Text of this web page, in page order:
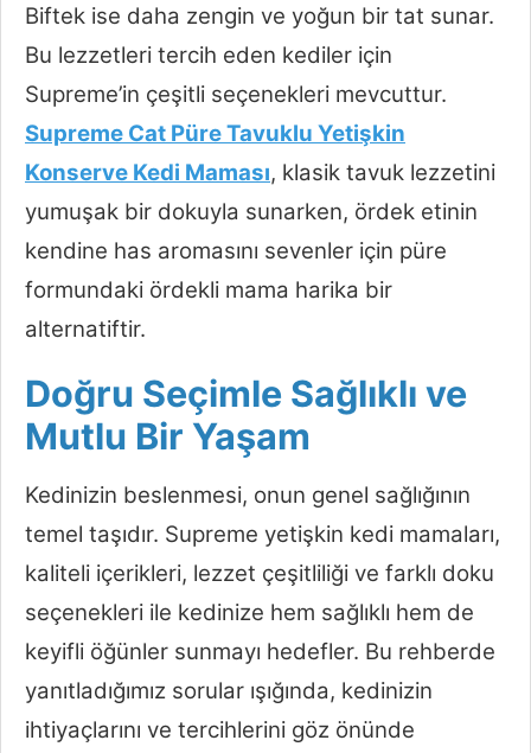
Biftek ise daha zengin ve yoğun bir tat sunar.
Bu lezzetleri tercih eden kediler için
Supreme’in çeşitli seçenekleri mevcuttur.
Supreme Cat Püre Tavuklu Yetişkin
Konserve Kedi Maması, klasik tavuk lezzetini
yumuşak bir dokuyla sunarken, ördek etinin
kendine has aromasını sevenler için püre
formundaki ördekli mama harika bir
alternatiftir.
Doğru Seçimle Sağlıklı ve
Mutlu Bir Yaşam
Kedinizin beslenmesi, onun genel sağlığının
temel taşıdır. Supreme yetişkin kedi mamaları,
kaliteli içerikleri, lezzet çeşitliliği ve farklı doku
seçenekleri ile kedinize hem sağlıklı hem de
keyifli öğünler sunmayı hedefler. Bu rehberde
yanıtladığımız sorular ışığında, kedinizin
ihtiyaçlarını ve tercihlerini göz önünde